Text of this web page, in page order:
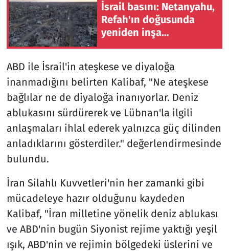
İsrail basını: Netanyahu,
Refah'ın doğusunda
yeniden inşa
kabul etti
ABD ile İsrail'in ateşkese ve diyaloğa
inanmadığını belirten Kalibaf, "Ne ateşkese
bağlılar ne de diyaloğa inanıyorlar. Deniz
ablukasını sürdürerek ve Lübnan'la ilgili
anlaşmaları ihlal ederek yalnızca güç dilinden
anladıklarını gösterdiler." değerlendirmesinde
bulundu.
İran Silahlı Kuvvetleri'nin her zamanki gibi
mücadeleye hazır olduğunu kaydeden
Kalibaf, "İran milletine yönelik deniz ablukası
ve ABD'nin bugün Siyonist rejime yaktığı yeşil
ışık, ABD'nin ve rejimin bölgedeki üslerini ve